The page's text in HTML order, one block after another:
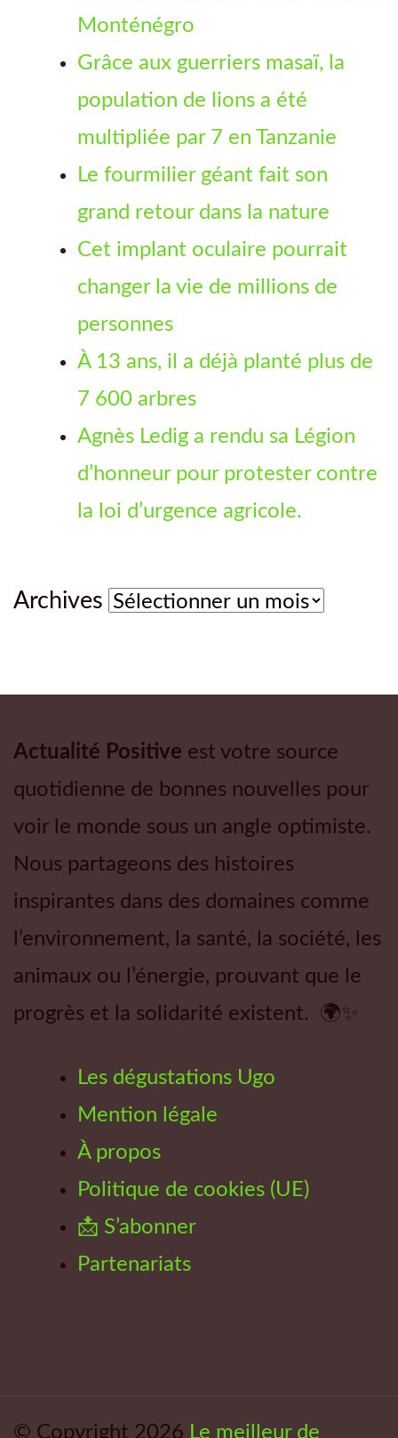
Monténégro
Grâce aux guerriers masaï, la
population de lions a été
multipliée par 7 en Tanzanie
Le fourmilier géant fait son
grand retour dans la nature
Cet implant oculaire pourrait
changer la vie de millions de
personnes
À 13 ans, il a déjà planté plus de
7 600 arbres
Agnès Ledig a rendu sa Légion
d’honneur pour protester contre
la loi d’urgence agricole.
Archives Archives
Actualité Positive est votre source
quotidienne de bonnes nouvelles pour
voir le monde sous un angle optimiste.
Nous partageons des histoires
inspirantes dans des domaines comme
l’environnement, la santé, la société, les
animaux ou l’énergie, prouvant que le
progrès et la solidarité existent. 🌍✨
Les dégustations Ugo
Mention légale
À propos
Politique de cookies (UE)
📩 S’abonner
Partenariats
© Copyright 2026 Le meilleur de